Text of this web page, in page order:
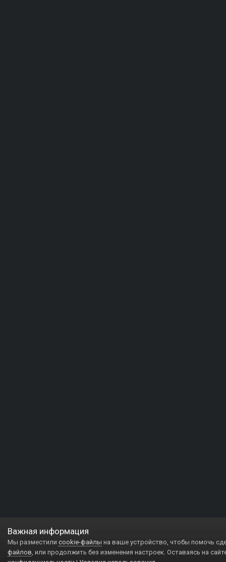
Важная информация
Мы разместили cookie-файлы на ваше устройство, чтобы помочь
файлов, или продолжить без изменения настроек. Оставаясь на